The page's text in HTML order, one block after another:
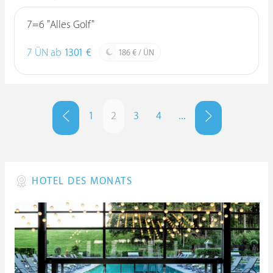
7=6 "Alles Golf"
7 ÜN ab 1301 € 186 € / ÜN
1 2 3 4 ...
HOTEL DES MONATS